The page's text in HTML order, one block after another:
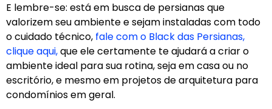
E lembre-se: está em busca de persianas que
valorizem seu ambiente e sejam instaladas com todo
o cuidado técnico, fale com o Black das Persianas,
clique aqui,que ele certamente te ajudará a criar o
ambiente ideal para sua rotina, seja em casa ou no
escritório, e mesmo em projetos de arquitetura para
condomínios em geral.